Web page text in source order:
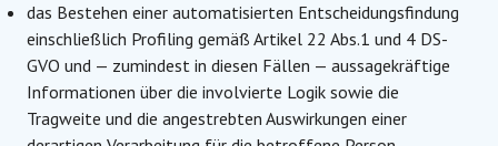
das Bestehen einer automatisierten Entscheidungsfindung
einschließlich Profiling gemäß Artikel 22 Abs.1 und 4 DS-
GVO und — zumindest in diesen Fällen — aussagekräftige
Informationen über die involvierte Logik sowie die
Tragweite und die angestrebten Auswirkungen einer